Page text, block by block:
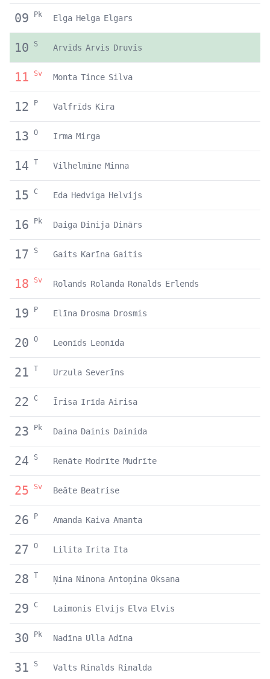
09 Pk Elga Helga Elgars
10 S Arvīds Arvis Druvis
11 Sv Monta Tince Silva
12 P Valfrīds Kira
13 O Irma Mirga
14 T Vilhelmīne Minna
15 C Eda Hedviga Helvijs
16 Pk Daiga Dinija Dinārs
17 S Gaits Karīna Gaitis
18 Sv Rolands Rolanda Ronalds Erlends
19 P Elīna Drosma Drosmis
20 O Leonīds Leonīda
21 T Urzula Severīns
22 C Īrisa Irīda Airisa
23 Pk Daina Dainis Dainida
24 S Renāte Modrīte Mudrīte
25 Sv Beāte Beatrise
26 P Amanda Kaiva Amanta
27 O Lilita Irita Ita
28 T Ņina Ninona Antoņina Oksana
29 C Laimonis Elvijs Elva Elvis
30 Pk Nadīna Ulla Adīna
31 S Valts Rinalds Rinalda